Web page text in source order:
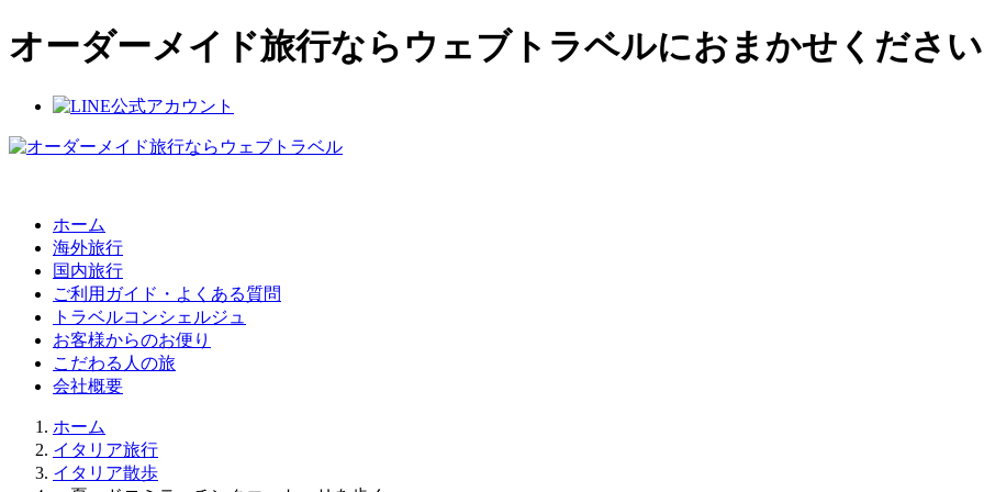
オーダーメイド旅行ならウェブトラベルにおまかせくださ
ホーム
海外旅行
国内旅行
ご利用ガイド・よくある質問
トラベルコンシェルジュ
お客様からのお便り
こだわる人の旅
会社概要
ホーム
イタリア旅行
イタリア散歩